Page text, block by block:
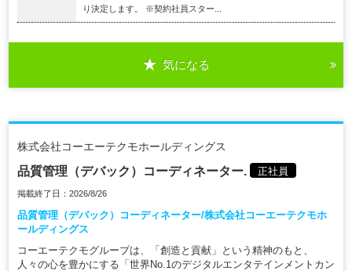
り決定します。 ※契約社員スター...
気になる
株式会社コーエーテクモホールディングス
品質管理（デバック）コーディネーター. 正社員
掲載終了日：2026/8/26
品質管理（デバック）コーディネーター/株式会社コーエーテクモホ
ールディングス
コーエーテクモグループは、「創造と貢献」という精神のもと、
人々の心を豊かにする「世界No.1のデジタルエンタテインメントカン